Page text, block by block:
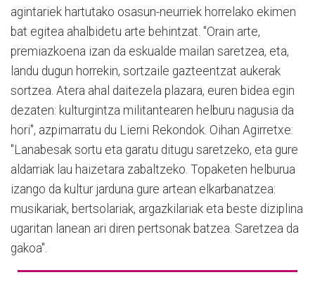
agintariek hartutako osasun-neurriek horrelako ekimen
bat egitea ahalbidetu arte behintzat. "Orain arte,
premiazkoena izan da eskualde mailan saretzea, eta,
landu dugun horrekin, sortzaile gazteentzat aukerak
sortzea. Atera ahal daitezela plazara, euren bidea egin
dezaten: kulturgintza militantearen helburu nagusia da
hori", azpimarratu du Lierni Rekondok. Oihan Agirretxe:
"Lanabesak sortu eta garatu ditugu saretzeko, eta gure
aldarriak lau haizetara zabaltzeko. Topaketen helburua
izango da kultur jarduna gure artean elkarbanatzea:
musikariak, bertsolariak, argazkilariak eta beste diziplina
ugaritan lanean ari diren pertsonak batzea. Saretzea da
gakoa".